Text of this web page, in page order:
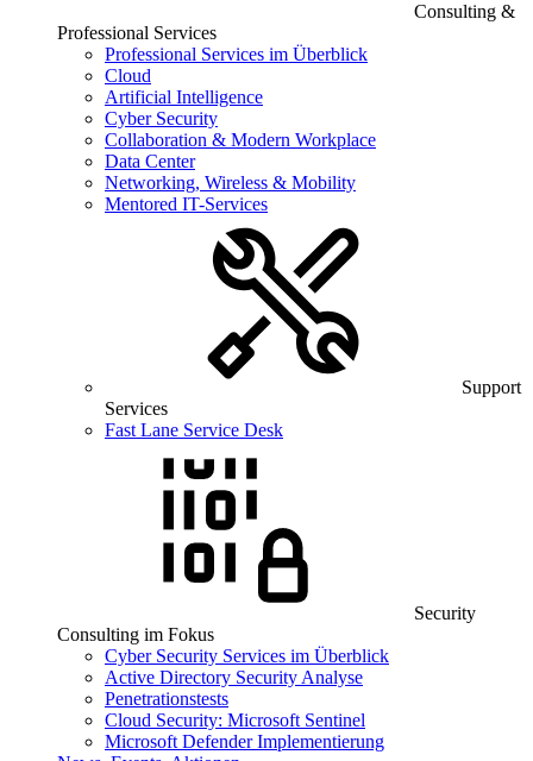
Consulting &
Professional Services
Professional Services im Überblick
Cloud
Artificial Intelligence
Cyber Security
Collaboration & Modern Workplace
Data Center
Networking, Wireless & Mobility
Mentored IT-Services
Support
Services
Fast Lane Service Desk
Security
Consulting im Fokus
Cyber Security Services im Überblick
Active Directory Security Analyse
Penetrationstests
Cloud Security: Microsoft Sentinel
Microsoft Defender Implementierung